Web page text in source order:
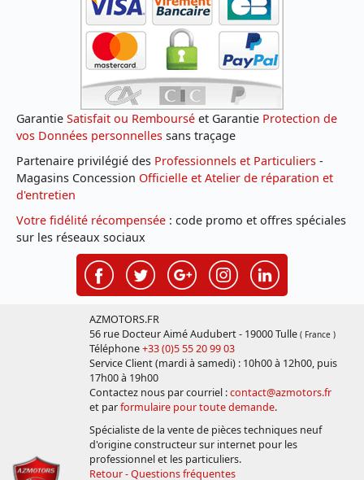
Garantie Satisfait ou Remboursé et Garantie Protection de
vos Données personnelles sans traçage
Partenaire privilégié des Professionnels et Particuliers -
Magasins Concession Officielle et Atelier de réparation et
d'entretien
Votre fidélité récompensée : code promo et offres spéciales
sur les réseaux sociaux
AZMOTORS.FR
56 rue Docteur Aimé Audubert - 19000 Tulle ( France )
Téléphone+33 (0)5 55 20 99 03
Service Client (mardi à samedi) : 10h00 à 12h00, puis
17h00 à 19h00
Contactez nous par courriel :contact@azmotors.fr
et parformulaire pour toute demande.
Spécialiste de la vente de pièces techniques neuf
d'origine constructeur sur internet pour les
professionnel et les particuliers.
Retour - Questions fréquentes